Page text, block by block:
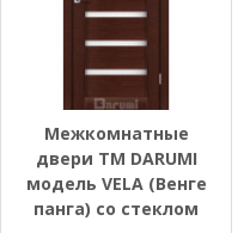
Межкомнатные
двери ТМ DARUMI
модель VELA (Венге
панга) со стеклом